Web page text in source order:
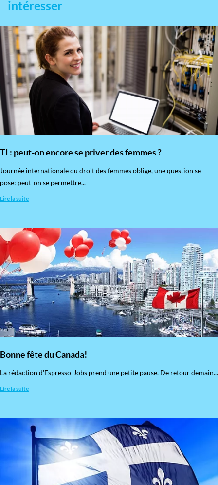
intéresser
TI : peut-on encore se priver des femmes ?
​Journée internationale du droit des femmes oblige, une question se
pose: peut-on se permettre...
Lire la suite
Bonne fête du Canada!
La rédaction d'Espresso-Jobs prend une petite pause. De retour demain...
Lire la suite